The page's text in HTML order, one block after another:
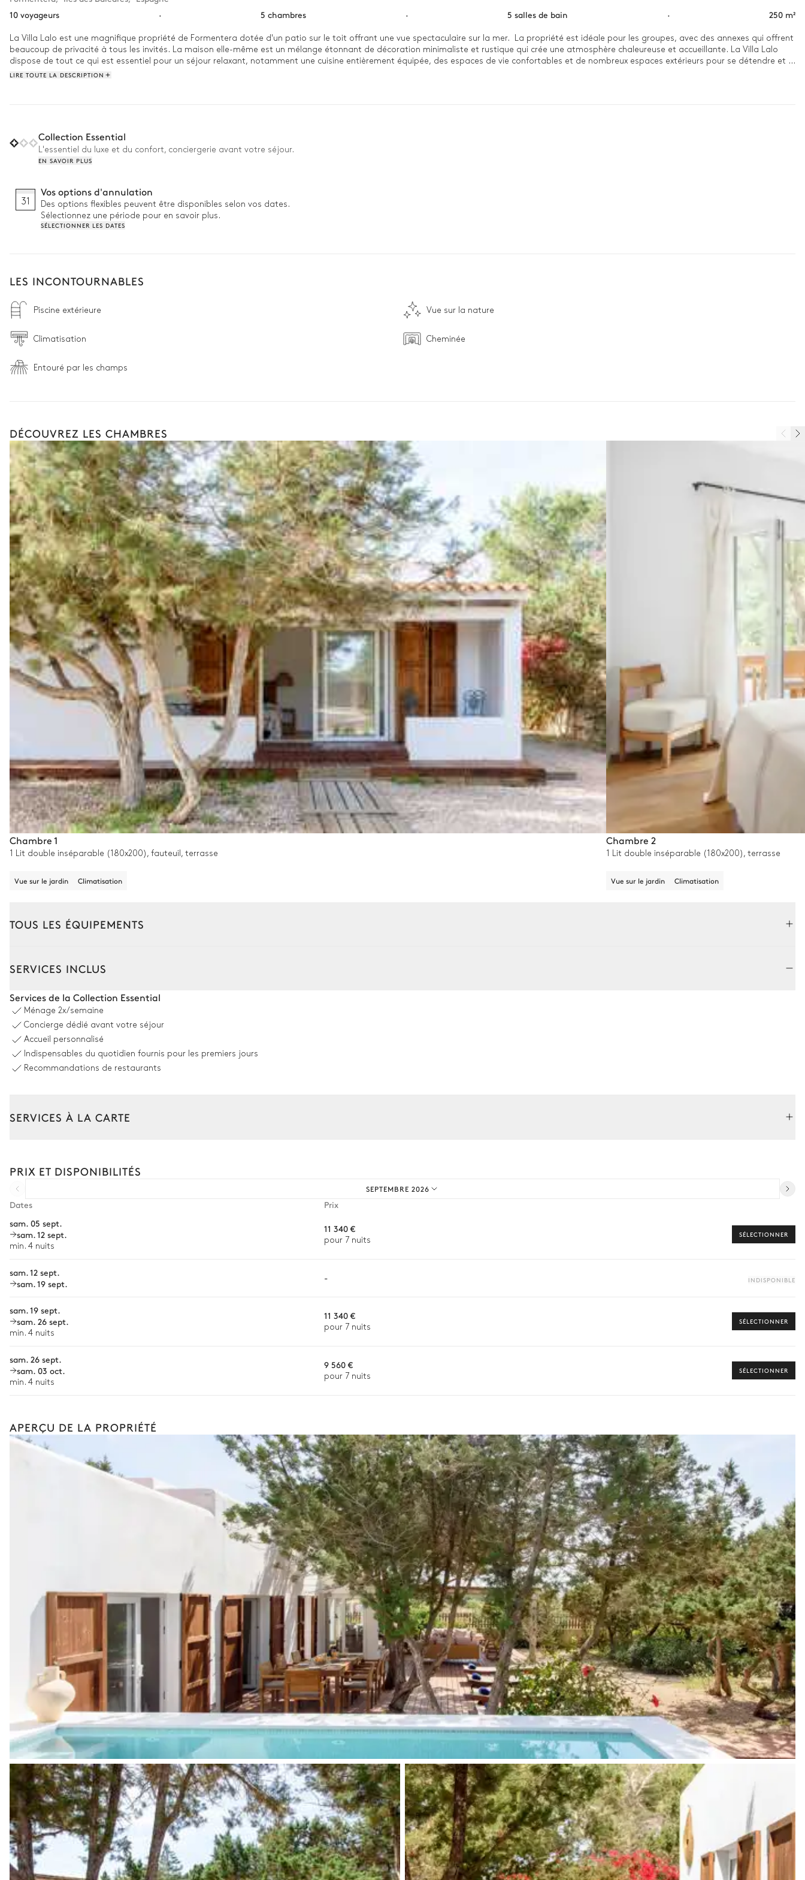
10 voyageurs
· 5 chambres · 5 salles de bain · 250 m²
La Villa Lalo est une magnifique propriété de Formentera dotée d'un patio sur le toit offrant une vue spectaculaire sur la mer.  La propriété est idéale pour les groupes, avec des annexes qui offrent
beaucoup de privacité à tous les invités. La maison elle-même est un mélange étonnant de décoration minimaliste et rustique qui crée une atmosphère chaleureuse et accueillante. La Villa Lalo
dispose de tout ce qui est essentiel pour un séjour relaxant, notamment une cuisine entièrement équipée, des espaces de vie confortables et de nombreux espaces extérieurs pour se détendre et
LIRE TOUTE LA DESCRIPTION
Collection Essential
L'essentiel du luxe et du confort, conciergerie avant votre séjour.
EN SAVOIR PLUS
31
Vos options d'annulation
Des options flexibles peuvent être disponibles selon vos dates.
Sélectionnez une période pour en savoir plus.
SÉLECTIONNER LES DATES
LES INCONTOURNABLES
Piscine extérieure Vue sur la nature
Climatisation Cheminée
Entouré par les champs
DÉCOUVREZ LES CHAMBRES
Chambre 1
1 Lit double inséparable (180x200), fauteuil, terrasse
Vue sur le jardin Climatisation
Chambre 2
1 Lit double inséparable (180x200), terrasse
Vue sur le jardin Climatisation
TOUS LES ÉQUIPEMENTS
Vue sur le jardin
3Transats
Non chauffée
Salle à manger extérieure
10 places
Vue sur le jardin
SERVICES INCLUS
Services de la Collection Essential
Ménage 2x/semaine
Concierge dédié avant votre séjour
Accueil personnalisé
Indispensables du quotidien fournis pour les premiers jours
Recommandations de restaurants
SERVICES À LA CARTE
Courses livrées avant l'arrivée
Chef à domicile
Personnel de maison supplémentaire
Babysitter
Location de vélo
Location de bateau
PRIX ET DISPONIBILITÉS
SEPTEMBRE 2026
Dates
Prix
sam. 05 sept.
sam. 12 sept.
min. 4 nuits
11 340 €
pour 7 nuits
SÉLECTIONNER
sam. 12 sept.
sam. 19 sept.
- INDISPONIBLE
sam. 19 sept.
sam. 26 sept.
min. 4 nuits
11 340 €
pour 7 nuits
SÉLECTIONNER
sam. 26 sept.
sam. 03 oct.
min. 4 nuits
9 560 €
pour 7 nuits
SÉLECTIONNER
APERÇU DE LA PROPRIÉTÉ